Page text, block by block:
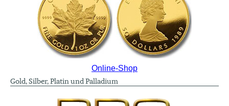
Online-Shop
Gold, Silber, Platin und Palladium